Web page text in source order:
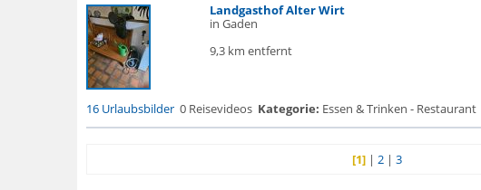
Landgasthof Alter Wirt
in Gaden
9,3 km entfernt
16 Urlaubsbilder 0 Reisevideos Kategorie: Essen & Trinken - Restaurant
[1]| 2| 3